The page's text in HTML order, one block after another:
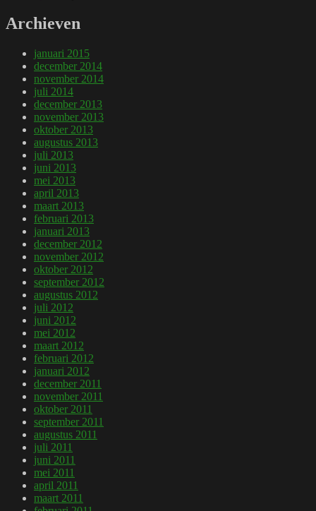
Archieven
januari 2015
december 2014
november 2014
juli 2014
december 2013
november 2013
oktober 2013
augustus 2013
juli 2013
juni 2013
mei 2013
april 2013
maart 2013
februari 2013
januari 2013
december 2012
november 2012
oktober 2012
september 2012
augustus 2012
juli 2012
juni 2012
mei 2012
maart 2012
februari 2012
januari 2012
december 2011
november 2011
oktober 2011
september 2011
augustus 2011
juli 2011
juni 2011
mei 2011
april 2011
maart 2011